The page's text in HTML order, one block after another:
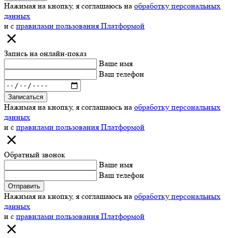
Нажимая на кнопку, я соглашаюсь на обработку персональных
данных
и с правилами пользования Платформой
Запись на онлайн-показ
Ваше имя
Ваш телефон
Записаться
Нажимая на кнопку, я соглашаюсь на обработку персональных
данных
и с правилами пользования Платформой
Обратный звонок
Ваше имя
Ваш телефон
Отправить
Нажимая на кнопку, я соглашаюсь на обработку персональных
данных
и с правилами пользования Платформой